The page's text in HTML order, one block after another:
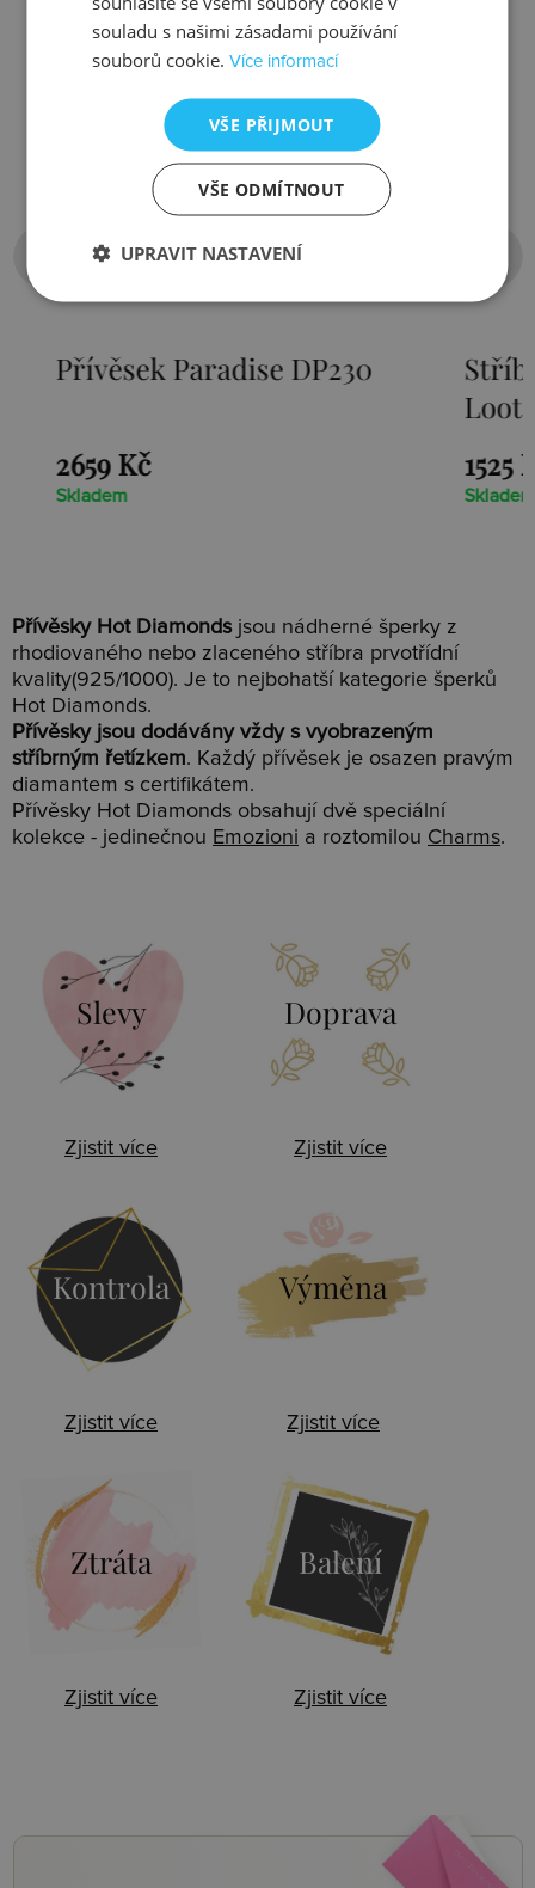
Přívěsek Paradise DP230
2659 Kč
Skladem
Loot
1525 Kč
Skladem
Přívěsky Hot Diamonds jsou nádherné šperky z
rhodiovaného nebo zlaceného stříbra prvotřídní
kvality(925/1000). Je to nejbohatší kategorie šperků
Hot Diamonds.
Přívěsky jsou dodávány vždy s vyobrazeným
stříbrným řetízkem. Každý přívěsek je osazen pravým
diamantem s certifikátem.
Přívěsky Hot Diamonds obsahují dvě speciální
kolekce - jedinečnou Emozioni a roztomilou Charms.
Slevy
Zjistit více
Doprava
Zjistit více
Kontrola
Zjistit více
Výměna
Zjistit více
Ztráta
Zjistit více
Balení
Zjistit více
souladu s našimi zásadami používání
souborů cookie.Více informací
VŠE PŘIJMOUT
VŠE ODMÍTNOUT
UPRAVIT NASTAVENÍ